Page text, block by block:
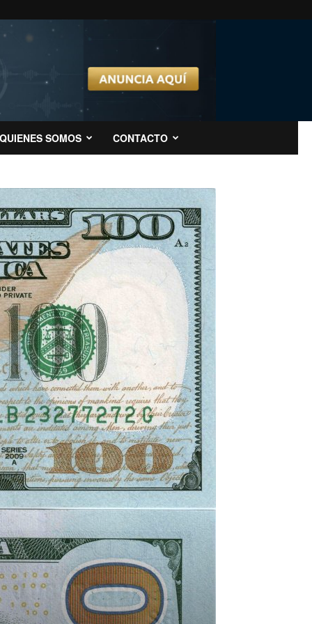
QUIENES SOMOS CONTACTO